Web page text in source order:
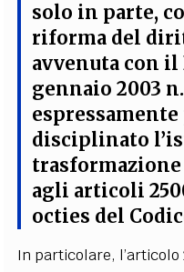
solo in parte,
riforma del
avvenuta con
gennaio 2003
disciplinato
agli articoli
octies del
In particolare, l’articolo